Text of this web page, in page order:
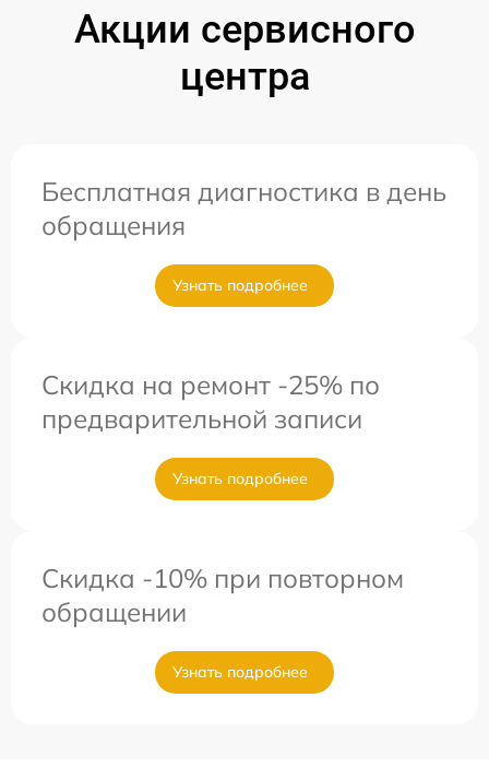
Акции сервисного
центра
Бесплатная диагностика в день
обращения
Узнать подробнее
Скидка на ремонт -25% по
предварительной записи
Узнать подробнее
Скидка -10% при повторном
обращении
Узнать подробнее